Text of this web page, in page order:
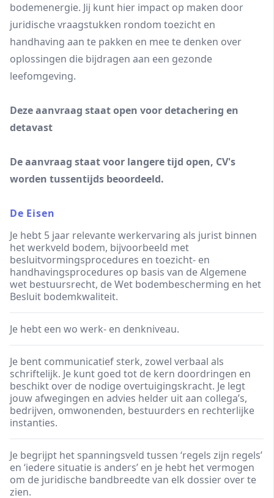
bodemenergie. Jij kunt hier impact op maken door
juridische vraagstukken rondom toezicht en
handhaving aan te pakken en mee te denken over
oplossingen die bijdragen aan een gezonde
leefomgeving.
Deze aanvraag staat open voor detachering en
detavast
De aanvraag staat voor langere tijd open, CV's
worden tussentijds beoordeeld.
De Eisen
Je hebt 5 jaar relevante werkervaring als jurist binnen
het werkveld bodem, bijvoorbeeld met
besluitvormingsprocedures en toezicht- en
handhavingsprocedures op basis van de Algemene
wet bestuursrecht, de Wet bodembescherming en het
Besluit bodemkwaliteit.
Je hebt een wo werk- en denkniveau.
Je bent communicatief sterk, zowel verbaal als
schriftelijk. Je kunt goed tot de kern doordringen en
beschikt over de nodige overtuigingskracht. Je legt
jouw afwegingen en advies helder uit aan collega’s,
bedrijven, omwonenden, bestuurders en rechterlijke
instanties.
Je begrijpt het spanningsveld tussen ‘regels zijn regels’
en ‘iedere situatie is anders’ en je hebt het vermogen
om de juridische bandbreedte van elk dossier over te
zien.